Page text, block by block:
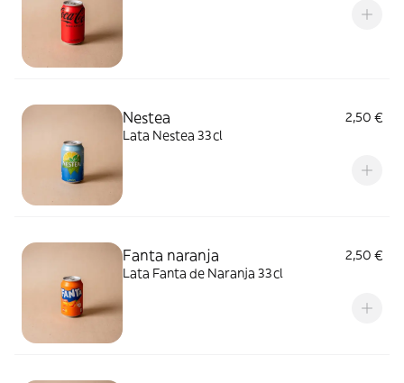
Nestea
2,50 €
Lata Nestea 33cl
Fanta naranja
2,50 €
Lata Fanta de Naranja 33cl